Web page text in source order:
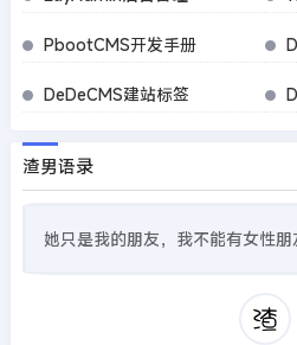
PbootCMS开发手册
DeDeCMS建站标签
渣男语录
她只是我的朋友，我不能有女性朋